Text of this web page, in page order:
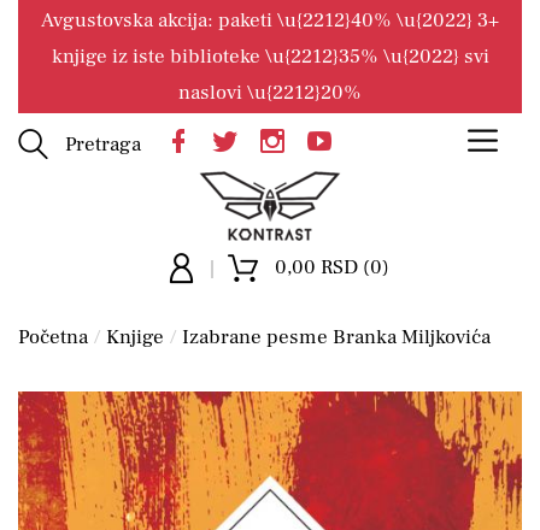
Avgustovska akcija: paketi \u{2212}40% \u{2022} 3+
knjige iz iste biblioteke \u{2212}35% \u{2022} svi
naslovi \u{2212}20%
Pretraga
0,00 RSD (0)
Početna Knjige Izabrane pesme Branka Miljkovića